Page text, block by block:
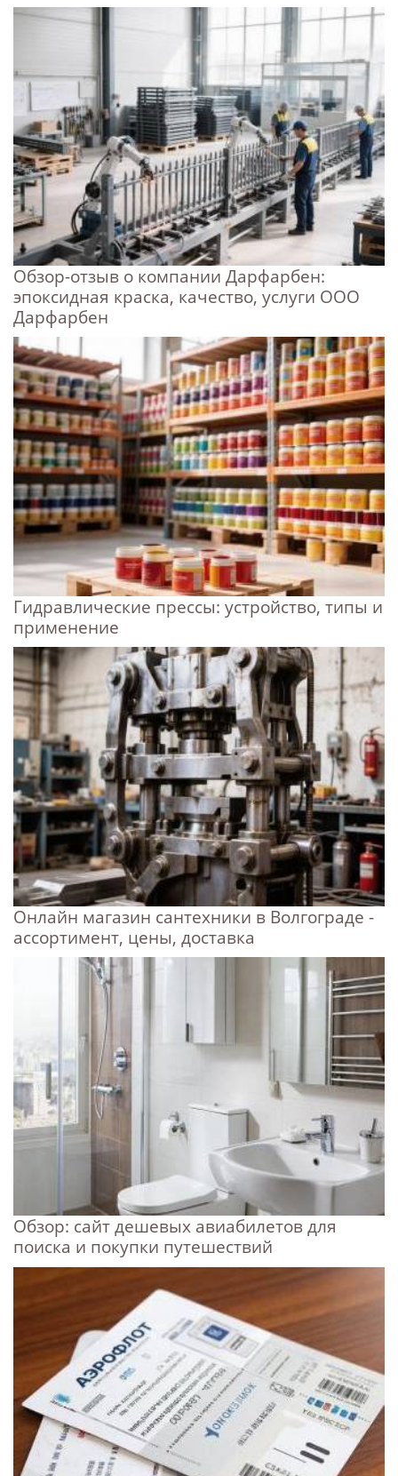
Обзор-отзыв о компании Дарфарбен:
эпоксидная краска, качество, услуги ООО
Дарфарбен
Гидравлические прессы: устройство, типы и
применение
Онлайн магазин сантехники в Волгограде -
ассортимент, цены, доставка
Обзор: сайт дешевых авиабилетов для
поиска и покупки путешествий